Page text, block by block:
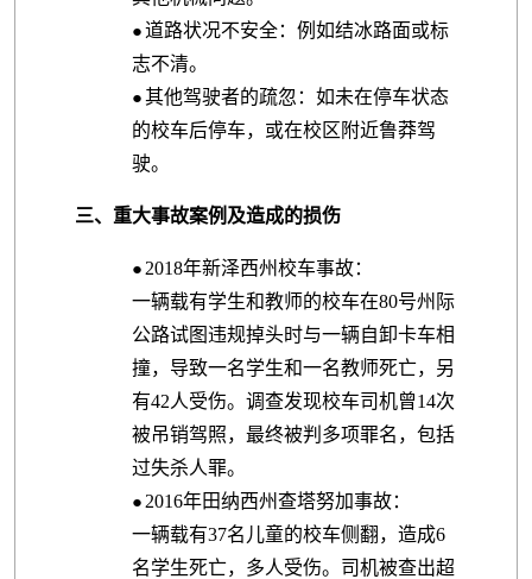
●道路状况不安全：例如结冰路面或标
志不清。
●其他驾驶者的疏忽：如未在停车状态
的校车后停车，或在校区附近鲁莽驾
驶。
三、重大事故案例及造成的损伤
● 2018年新泽西州校车事故：
一辆载有学生和教师的校车在80号州际
公路试图违规掉头时与一辆自卸卡车相
撞，导致一名学生和一名教师死亡，另
有42人受伤。调查发现校车司机曾14次
被吊销驾照，最终被判多项罪名，包括
过失杀人罪。
● 2016年田纳西州查塔努加事故：
一辆载有37名儿童的校车侧翻，造成6
名学生死亡，多人受伤。司机被查出超